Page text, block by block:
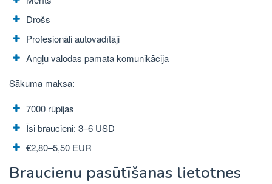
Drošs
Profesionāli autovadītāji
Angļu valodas pamata komunikācija
Sākuma maksa:
7000 rūpijas
Īsi braucieni: 3–6 USD
€2,80–5,50 EUR
Braucienu pasūtīšanas lietotnes